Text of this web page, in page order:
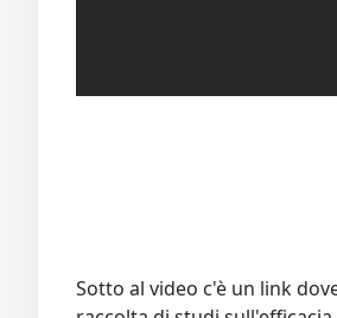
Sotto al video c'è un link